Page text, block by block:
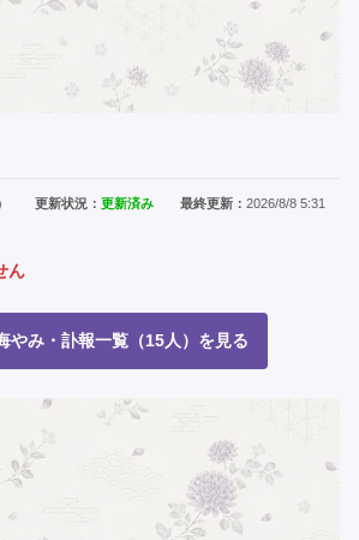
更新状況：更新済み 最終更新： 2026/8/8 5:31
ん
やみ・訃報一覧（15人）を見る